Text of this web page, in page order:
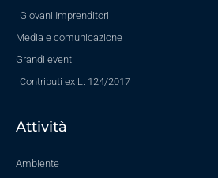
Giovani Imprenditori
Media e comunicazione
Grandi eventi
Contributi ex L. 124/2017
Attività
Ambiente